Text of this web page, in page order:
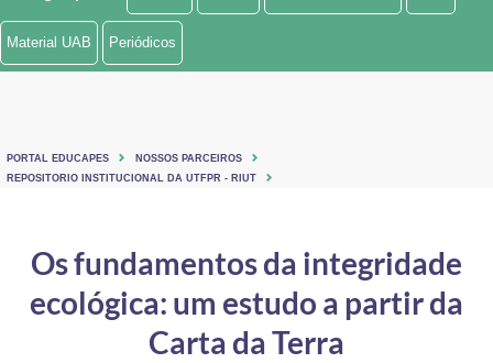
Ministério de Minas e Energia
Ministério do Turismo
Controladoria-Geral da União
Ministério da Mulher, da Família e dos Direitos Humanos
Material UAB Periódicos
PORTAL EDUCAPES
NOSSOS PARCEIROS
REPOSITORIO INSTITUCIONAL DA UTFPR - RIUT
Os fundamentos da integridade
ecológica: um estudo a partir da
Carta da Terra